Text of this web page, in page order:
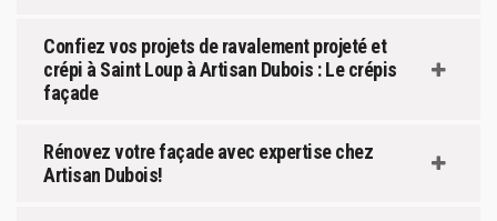
Confiez vos projets de ravalement projeté et
crépi à Saint Loup à Artisan Dubois : Le crépis
façade
Rénovez votre façade avec expertise chez
Artisan Dubois!